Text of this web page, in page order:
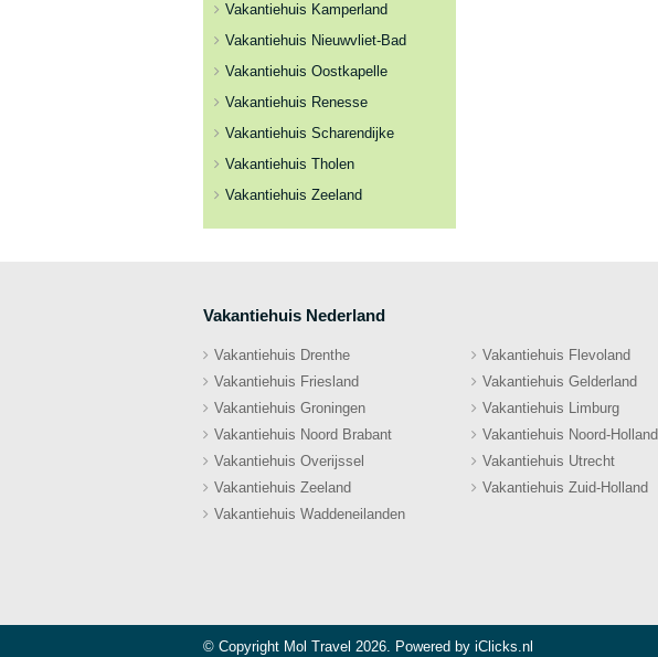
Vakantiehuis Kamperland
Vakantiehuis Nieuwvliet-Bad
Vakantiehuis Oostkapelle
Vakantiehuis Renesse
Vakantiehuis Scharendijke
Vakantiehuis Tholen
Vakantiehuis Zeeland
Vakantiehuis Nederland
Vakantiehuis Drenthe
Vakantiehuis Flevoland
Vakantiehuis Friesland
Vakantiehuis Gelderland
Vakantiehuis Groningen
Vakantiehuis Limburg
Vakantiehuis Noord Brabant
Vakantiehuis Noord-Holland
Vakantiehuis Overijssel
Vakantiehuis Utrecht
Vakantiehuis Zeeland
Vakantiehuis Zuid-Holland
Vakantiehuis Waddeneilanden
© Copyright Mol Travel 2026. Powered by iClicks.nl